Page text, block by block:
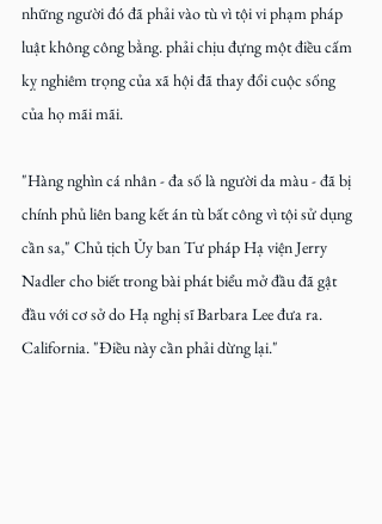
những người đó đã phải vào tù vì tội vi phạm pháp
luật không công bằng. phải chịu đựng một điều cấm
kỵ nghiêm trọng của xã hội đã thay đổi cuộc sống
của họ mãi mãi.
"Hàng nghìn cá nhân - đa số là người da màu - đã bị
chính phủ liên bang kết án tù bất công vì tội sử dụng
cần sa," Chủ tịch Ủy ban Tư pháp Hạ viện Jerry
Nadler cho biết trong bài phát biểu mở đầu đã gật
đầu với cơ sở do Hạ nghị sĩ Barbara Lee đưa ra.
California. "Điều này cần phải dừng lại."